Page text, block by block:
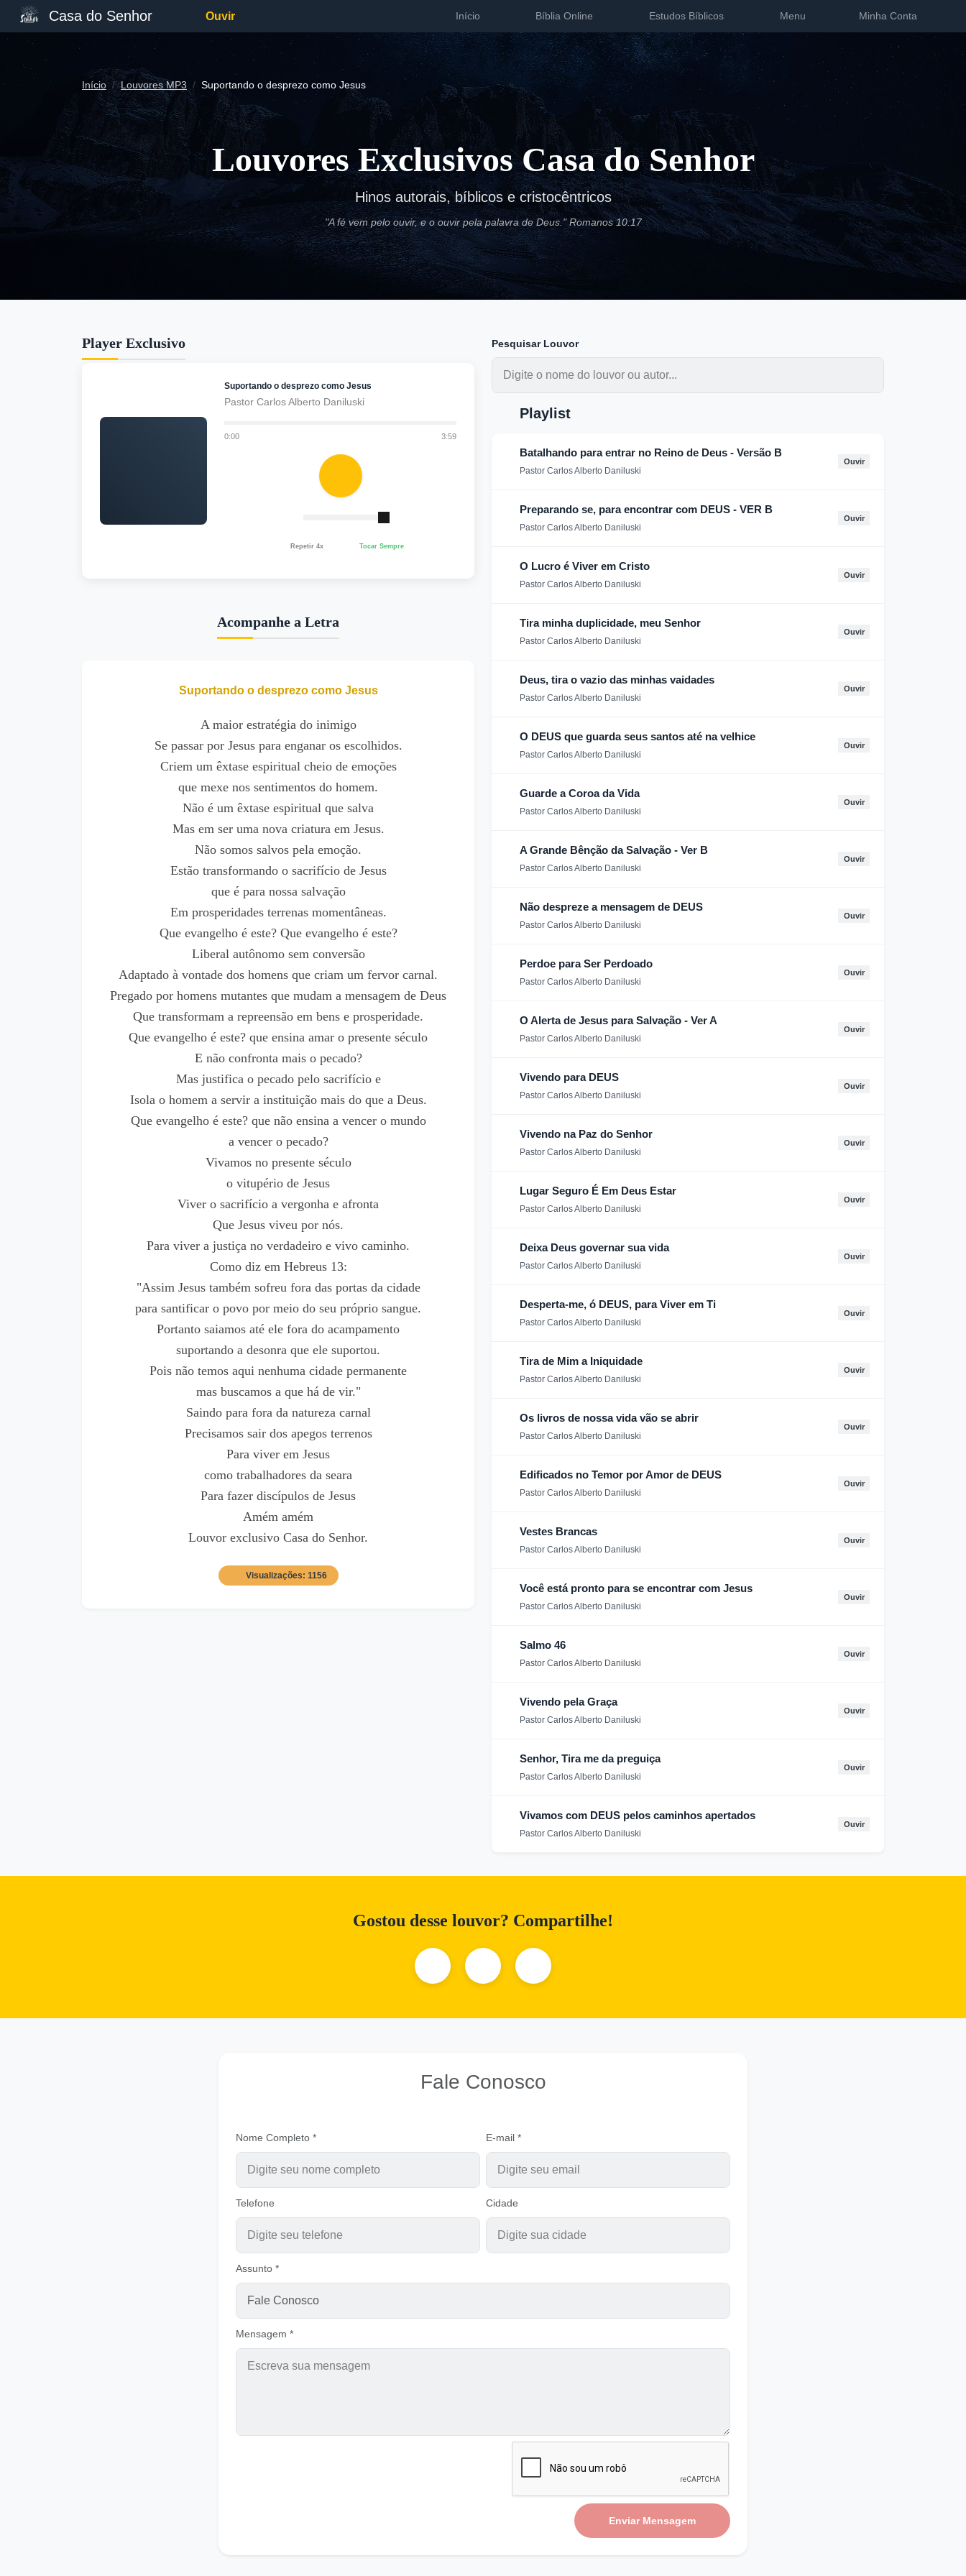
Casa do Senhor Ouvir Início Bíblia Online Estudos Bíblicos Menu Minha Conta
Início Louvores MP3 Suportando o desprezo como Jesus
Louvores Exclusivos Casa do Senhor
Hinos autorais, bíblicos e cristocêntricos
"A fé vem pelo ouvir, e o ouvir pela palavra de Deus." Romanos 10:17
Player Exclusivo
Suportando o desprezo como Jesus
Pastor Carlos Alberto Daniluski
0:00 3:59
Repetir 4x Tocar Sempre
Acompanhe a Letra
Suportando o desprezo como Jesus
A maior estratégia do inimigo
Se passar por Jesus para enganar os escolhidos.
Criem um êxtase espiritual cheio de emoções
que mexe nos sentimentos do homem.
Não é um êxtase espiritual que salva
Mas em ser uma nova criatura em Jesus.
Não somos salvos pela emoção.
Estão transformando o sacrifício de Jesus
que é para nossa salvação
Em prosperidades terrenas momentâneas.
Que evangelho é este? Que evangelho é este?
Liberal autônomo sem conversão
Adaptado à vontade dos homens que criam um fervor carnal.
Pregado por homens mutantes que mudam a mensagem de Deus
Que transformam a repreensão em bens e prosperidade.
Que evangelho é este? que ensina amar o presente século
E não confronta mais o pecado?
Mas justifica o pecado pelo sacrifício e
Isola o homem a servir a instituição mais do que a Deus.
Que evangelho é este? que não ensina a vencer o mundo
a vencer o pecado?
Vivamos no presente século
o vitupério de Jesus
Viver o sacrifício a vergonha e afronta
Que Jesus viveu por nós.
Para viver a justiça no verdadeiro e vivo caminho.
Como diz em Hebreus 13:
"Assim Jesus também sofreu fora das portas da cidade
para santificar o povo por meio do seu próprio sangue.
Portanto saiamos até ele fora do acampamento
suportando a desonra que ele suportou.
Pois não temos aqui nenhuma cidade permanente
mas buscamos a que há de vir."
Saindo para fora da natureza carnal
Precisamos sair dos apegos terrenos
Para viver em Jesus
como trabalhadores da seara
Para fazer discípulos de Jesus
Amém amém
Louvor exclusivo Casa do Senhor.
Visualizações: 1156
Pesquisar Louvor
Playlist
Batalhando para entrar no Reino de Deus - Versão B
Pastor Carlos Alberto Daniluski
Ouvir
Preparando se, para encontrar com DEUS - VER B
Pastor Carlos Alberto Daniluski
Ouvir
O Lucro é Viver em Cristo
Pastor Carlos Alberto Daniluski
Ouvir
Tira minha duplicidade, meu Senhor
Pastor Carlos Alberto Daniluski
Ouvir
Deus, tira o vazio das minhas vaidades
Pastor Carlos Alberto Daniluski
Ouvir
O DEUS que guarda seus santos até na velhice
Pastor Carlos Alberto Daniluski
Ouvir
Guarde a Coroa da Vida
Pastor Carlos Alberto Daniluski
Ouvir
A Grande Bênção da Salvação - Ver B
Pastor Carlos Alberto Daniluski
Ouvir
Não despreze a mensagem de DEUS
Pastor Carlos Alberto Daniluski
Ouvir
Perdoe para Ser Perdoado
Pastor Carlos Alberto Daniluski
Ouvir
O Alerta de Jesus para Salvação - Ver A
Pastor Carlos Alberto Daniluski
Ouvir
Vivendo para DEUS
Pastor Carlos Alberto Daniluski
Ouvir
Vivendo na Paz do Senhor
Pastor Carlos Alberto Daniluski
Ouvir
Lugar Seguro É Em Deus Estar
Pastor Carlos Alberto Daniluski
Ouvir
Deixa Deus governar sua vida
Pastor Carlos Alberto Daniluski
Ouvir
Desperta-me, ó DEUS, para Viver em Ti
Pastor Carlos Alberto Daniluski
Ouvir
Tira de Mim a Iniquidade
Pastor Carlos Alberto Daniluski
Ouvir
Os livros de nossa vida vão se abrir
Pastor Carlos Alberto Daniluski
Ouvir
Edificados no Temor por Amor de DEUS
Pastor Carlos Alberto Daniluski
Ouvir
Vestes Brancas
Pastor Carlos Alberto Daniluski
Ouvir
Você está pronto para se encontrar com Jesus
Pastor Carlos Alberto Daniluski
Ouvir
Salmo 46
Pastor Carlos Alberto Daniluski
Ouvir
Vivendo pela Graça
Pastor Carlos Alberto Daniluski
Ouvir
Senhor, Tira me da preguiça
Pastor Carlos Alberto Daniluski
Ouvir
Vivamos com DEUS pelos caminhos apertados
Pastor Carlos Alberto Daniluski
Ouvir
Gostou desse louvor? Compartilhe!
Fale Conosco
Nome Completo * E-mail *
Telefone Cidade
Assunto *
Mensagem *
Enviar Mensagem